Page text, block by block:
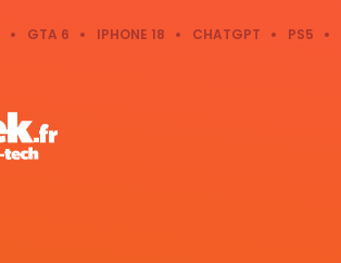
GTA 6 IPHONE 18 CHATGPT PS5